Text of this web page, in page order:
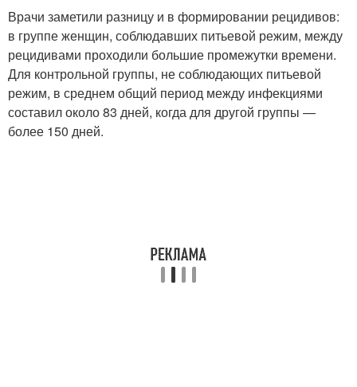
Врачи заметили разницу и в формировании рецидивов:
в группе женщин, соблюдавших питьевой режим, между
рецидивами проходили большие промежутки времени.
Для контрольной группы, не соблюдающих питьевой
режим, в среднем общий период между инфекциями
составил около 83 дней, когда для другой группы —
более 150 дней.